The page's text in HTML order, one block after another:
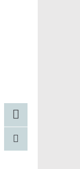
Facebook